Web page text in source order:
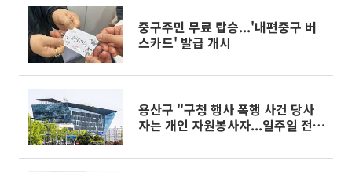
중구주민 무료 탑승...'내편중구 버
스카드' 발급 개시
용산구 "구청 행사 폭행 사건 당사
자는 개인 자원봉사자...일주일 전